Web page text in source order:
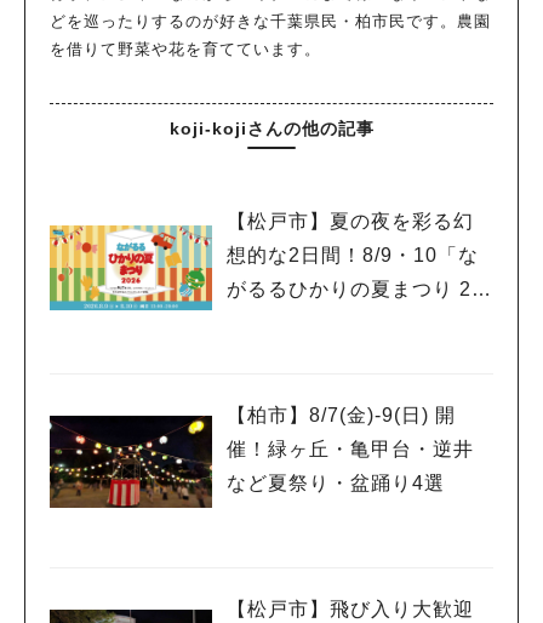
どを巡ったりするのが好きな千葉県民・柏市民です。農園
を借りて野菜や花を育てています。
koji-kojiさんの他の記事
【松戸市】夏の夜を彩る幻
想的な2日間！8/9・10「な
がるるひかりの夏まつり 20
【柏市】8/7(金)‐9(日) 開
催！緑ヶ丘・亀甲台・逆井
など夏祭り・盆踊り4選
【松戸市】飛び入り大歓迎